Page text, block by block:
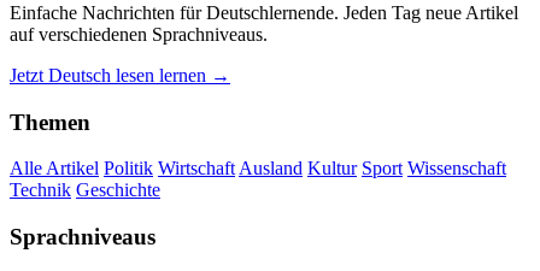
Einfache Nachrichten für Deutschlernende. Jeden Tag neue Artikel
auf verschiedenen Sprachniveaus.
Jetzt Deutsch lesen lernen →
Themen
Alle Artikel Politik WirtschaftAusland Kultur Sport Wissenschaft
Technik Geschichte
Sprachniveaus